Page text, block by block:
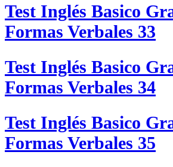
Test Inglés Basico
Formas Verbales 33
Test Inglés Basico
Formas Verbales 34
Test Inglés Basico
Formas Verbales 35